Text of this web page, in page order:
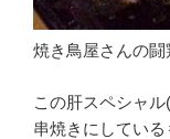
焼き鳥屋さんの闘
この肝スペシャ
串焼きにしている